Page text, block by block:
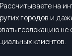
на
городов и
геолокацию не
клиентов.